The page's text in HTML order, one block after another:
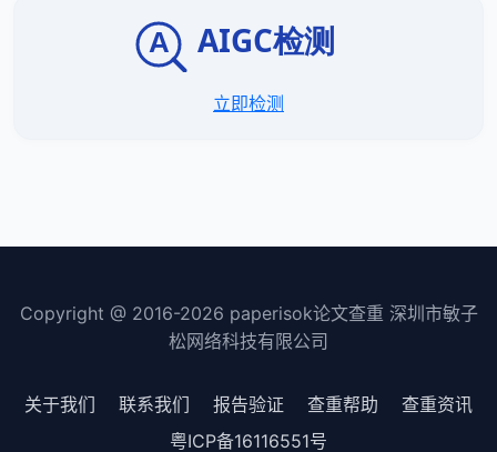
立即检测
Copyright @ 2016-2026 paperisok论文查重 深圳市敏子
松网络科技有限公司
关于我们 联系我们 报告验证 查重帮助
查重资讯
粤ICP备16116551号